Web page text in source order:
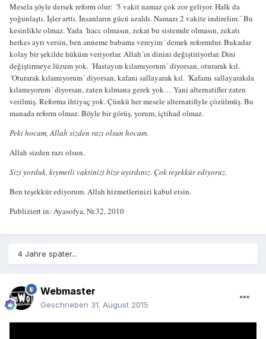
Mesela şöyle dersek reform olur: ´5 vakit namaz çok zor geliyor. Halk da
yoğunlaştı. İşler arttı. İnsanların gücü azaldı. Namazı 2 vakite indirelim.´ Bu
kesinlikle olmaz. Yada ´hacc olmasın, zekat bu sistemde olmasın, zekatı
herkes ayrı versin, ben anneme babama vereyim´ demek reformdur. Bukadar
kolay bir şekilde hüküm veriyorlar. Allah´ın dinini değiştiriyorlar. Dini
değiştirmeye lüzum yok. ´Hastayım kılamıyorum´ diyorsan, oturarak kıl.
´Oturarak kılamıyorum´ diyorsan, kafanı sallayarak kıl. ´Kafamı sallayarakda
kılamıyorum´ diyorsan, zaten kılmana gerek yok… Yani alternatifler zaten
verilmiş. Reforma ihtiyaç yok. Çünkü her mesele alternatifiyle çözülmüş. Bu
manada reform olmaz. Böyle bir görüş, yorum, içtihad olmaz.
Peki hocam, Allah sizden razı olsun hocam.
Allah sizden razı olsun.
Sizi yorduk, kıymetli vaktinizi bize ayırdınız. Çok teşekkür ediyoruz.
Ben teşekkür ediyorum. Allah hizmetlerinizi kabul etsin.
Publiziert in: Ayasofya, Nr.32, 2010
4 Jahre später...
Webmaster
Geschrieben 31. August 2015